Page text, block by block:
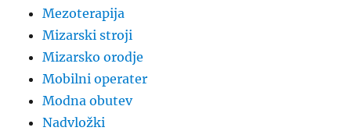
Mezoterapija
Mizarski stroji
Mizarsko orodje
Mobilni operater
Modna obutev
Nadvložki